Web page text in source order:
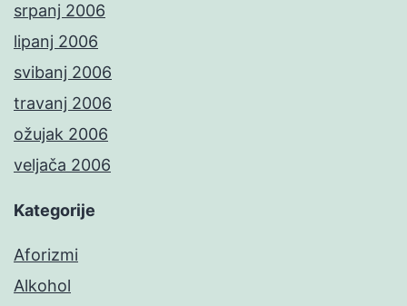
srpanj 2006
lipanj 2006
svibanj 2006
travanj 2006
ožujak 2006
veljača 2006
Kategorije
Aforizmi
Alkohol